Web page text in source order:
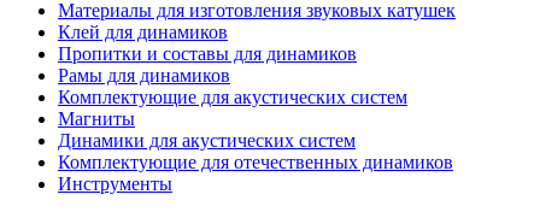
Материалы для изготовления звуковых катушек
Клей для динамиков
Пропитки и составы для динамиков
Рамы для динамиков
Комплектующие для акустических систем
Магниты
Динамики для акустических систем
Комплектующие для отечественных динамиков
Инструменты